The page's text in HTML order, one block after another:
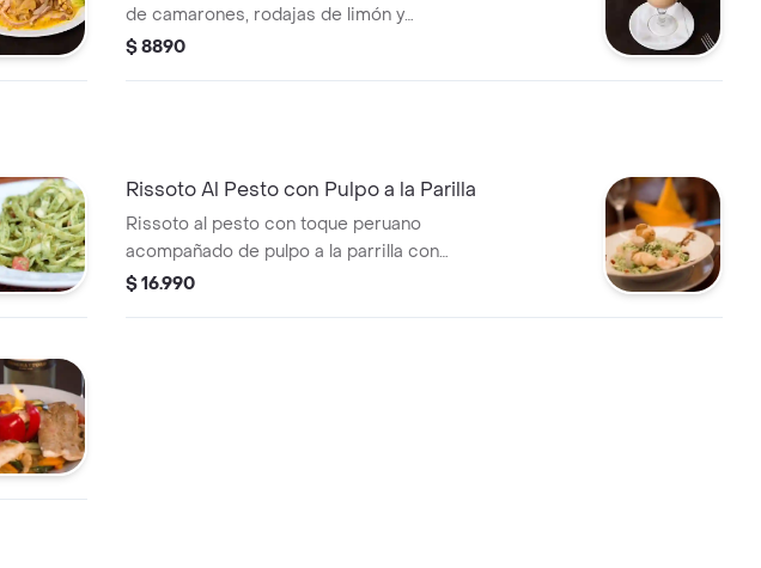
de camarones, rodajas de limón y
decorada con cebolla y zanahoria.
$ 8890
Rissoto Al Pesto con Pulpo a la Parilla
Rissoto al pesto con toque peruano
acompañado de pulpo a la parrilla con
salsa anticuchera
$ 16.990